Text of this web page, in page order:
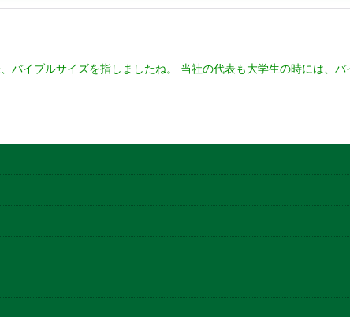
バイブルサイズを指しましたね。 当社の代表も大学生の時には、